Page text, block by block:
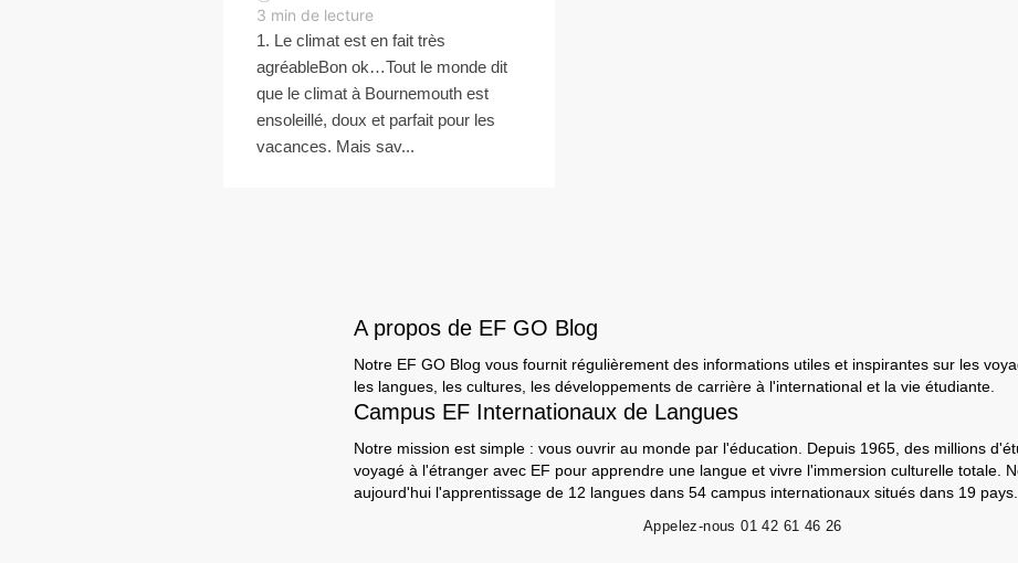
3 min de lecture
1. Le climat est en fait très
agréableBon ok…Tout le monde dit
que le climat à Bournemouth est
ensoleillé, doux et parfait pour les
vacances. Mais sav...
A propos de EF GO Blog
Notre EF GO Blog vous fournit régulièrement des informations utiles et inspirantes sur les
les langues, les cultures, les développements de carrière à l'international et la vie étudiante.
Campus EF Internationaux de Langues
Notre mission est simple : vous ouvrir au monde par l'éducation. Depuis 1965, des millions
voyagé à l'étranger avec EF pour apprendre une langue et vivre l'immersion culturelle totale.
aujourd'hui l'apprentissage de 12 langues dans 54 campus internationaux situés dans 19 pays.
Appelez-nous 01 42 61 46 26